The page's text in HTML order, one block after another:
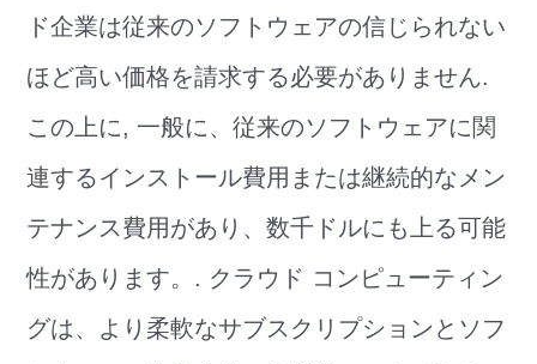
ド企業は従来のソフトウェアの信じられない
ほど高い価格を請求する必要がありません.
この上に, 一般に、従来のソフトウェアに関
連するインストール費用または継続的なメン
テナンス費用があり、数千ドルにも上る可能
性があります。. クラウド コンピューティン
グは、より柔軟なサブスクリプションとソフ